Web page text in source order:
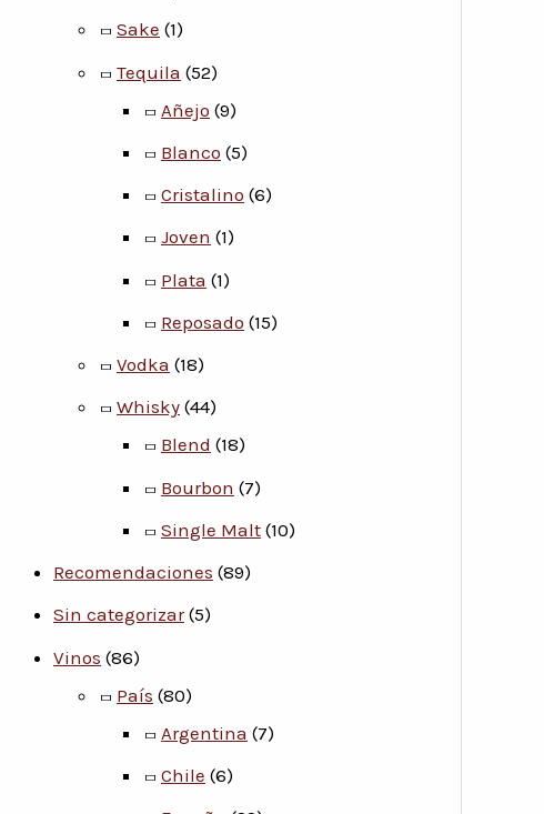
Sake (1)
Tequila (52)
Añejo (9)
Blanco (5)
Cristalino (6)
Joven (1)
Plata (1)
Reposado (15)
Vodka (18)
Whisky (44)
Blend (18)
Bourbon (7)
Single Malt (10)
Recomendaciones (89)
Sin categorizar (5)
Vinos (86)
País (80)
Argentina (7)
Chile (6)